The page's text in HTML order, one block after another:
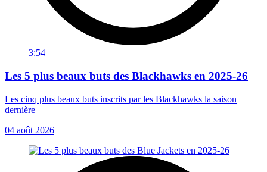
3:54
Les 5 plus beaux buts des Blackhawks en 2025-26
Les cinq plus beaux buts inscrits par les Blackhawks la saison
dernière
04 août 2026